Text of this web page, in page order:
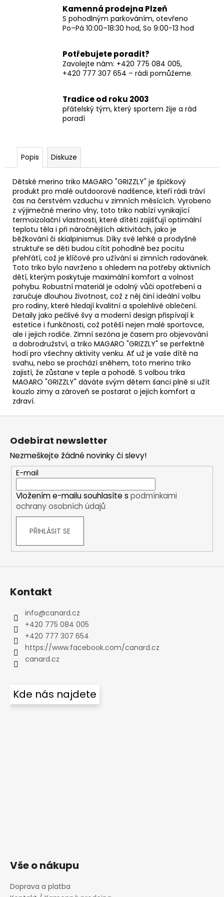
Kamenná prodejna Plzeň
S pohodlným parkováním, otevřeno
Po–Pá 10:00–18:30 hod, So 9:00-13 hod
Potřebujete poradit?
Zavolejte nám: +420 775 084 005,
+420 777 307 654 – rádi pomůžeme.
Tradice od roku 2003
přátelský tým, který sportem žije a rád
poradí
Popis Diskuze
Dětské merino triko MAGARO "GRIZZLY" je špičkový
produkt pro malé outdoorové nadšence, kteří rádi tráví
čas na čerstvém vzduchu v zimních měsících. Vyrobeno
z výjimečné merino vlny, toto triko nabízí vynikající
termoizolační vlastnosti, které dítěti zajišťují optimální
teplotu těla i při náročnějších aktivitách, jako je
běžkování či skialpinismus. Díky své lehké a prodyšné
struktuře se děti budou cítit pohodlně bez pocitu
přehřátí, což je klíčové pro užívání si zimních radovánek.
Toto triko bylo navrženo s ohledem na potřeby aktivních
dětí, kterým poskytuje maximální komfort a volnost
pohybu. Robustní materiál je odolný vůči opotřebení a
zaručuje dlouhou životnost, což z něj činí ideální volbu
pro rodiny, které hledají kvalitní a spolehlivé oblečení.
Detaily jako pečlivé švy a moderní design přispívají k
estetice i funkčnosti, což potěší nejen malé sportovce,
ale i jejich rodiče. Zimní sezóna je časem pro objevování
a dobrodružství, a triko MAGARO "GRIZZLY" se perfektně
hodí pro všechny aktivity venku. Ať už je vaše dítě na
svahu, nebo se prochází sněhem, toto merino triko
zajistí, že zůstane v teple a pohodě. S volbou trika
MAGARO "GRIZZLY" dáváte svým dětem šanci plně si užít
kouzlo zimy a zároveň se postarat o jejich komfort a
zdraví.
Z
Odebírat newsletter
Nezmeškejte žádné novinky či slevy!
E-mail
Vložením e-mailu souhlasíte s podmínkami
ochrany osobních údajů
PŘIHLÁSIT SE
Kontakt
info@canard.cz
+420 775 084 005
+420 777 307 654
https://www.facebook.com/canard.cz
canard.cz
Kde nás najdete
Vše o nákupu
Doprava a platba